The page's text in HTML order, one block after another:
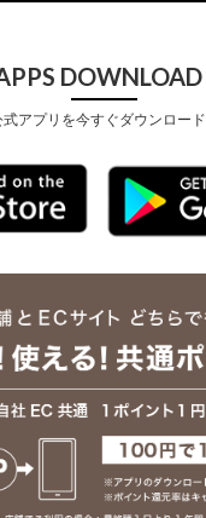
DOWNLOAD
式アプリを今すぐダウンロード